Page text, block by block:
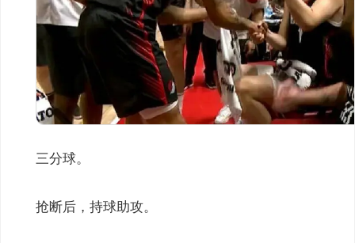
三分球。
抢断后，持球助攻。